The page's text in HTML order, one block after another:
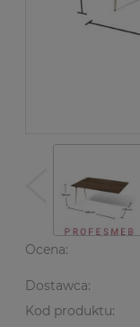
Ocena:
Dostawca:
Kod produktu: